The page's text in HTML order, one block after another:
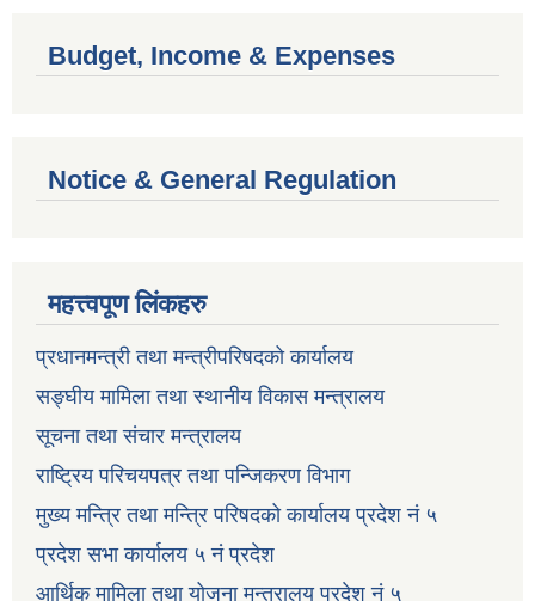
Budget, Income & Expenses
Notice & General Regulation
महत्त्वपूण लिंकहरु
प्रधानमन्त्री तथा मन्त्रीपरिषदको कार्यालय
सङ्घीय मामिला तथा स्थानीय विकास मन्त्रालय
सूचना तथा संचार मन्त्रालय
राष्ट्रिय परिचयपत्र तथा पन्जिकरण विभाग
मुख्य मन्त्रि तथा मन्त्रि परिषदको कार्यालय प्रदेश नं ५
प्रदेश सभा कार्यालय ५ नं प्रदेश
आर्थिक मामिला तथा योजना मन्त्रालय प्रदेश नं ५